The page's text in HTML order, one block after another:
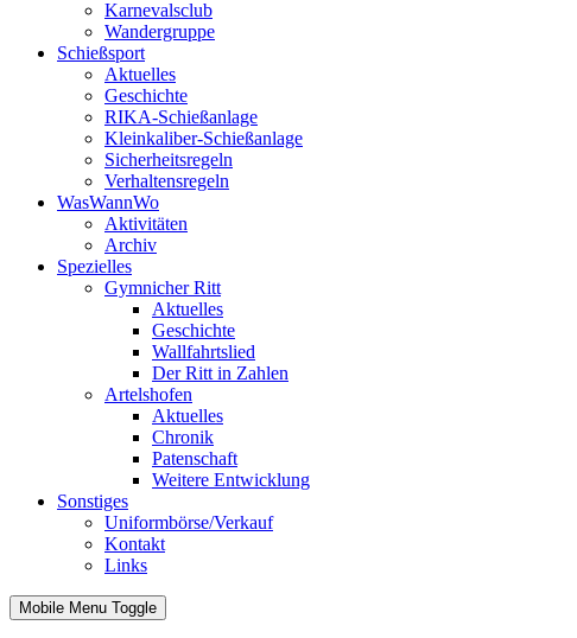
Karnevalsclub
Wandergruppe
Schießsport
Aktuelles
Geschichte
RIKA-Schießanlage
Kleinkaliber-Schießanlage
Sicherheitsregeln
Verhaltensregeln
WasWannWo
Aktivitäten
Archiv
Spezielles
Gymnicher Ritt
Aktuelles
Geschichte
Wallfahrtslied
Der Ritt in Zahlen
Artelshofen
Aktuelles
Chronik
Patenschaft
Weitere Entwicklung
Sonstiges
Uniformbörse/Verkauf
Kontakt
Links
Mobile Menu Toggle